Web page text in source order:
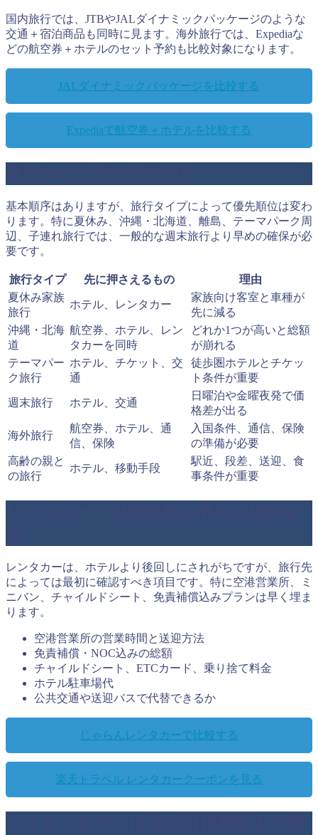
国内旅行では、JTBやJALダイナミックパッケージのような
交通＋宿泊商品も同時に見ます。海外旅行では、Expediaな
どの航空券＋ホテルのセット予約も比較対象になります。
JALダイナミックパッケージを比較する
Expediaで航空券＋ホテルを比較する
基本順序はありますが、旅行タイプによって優先順位は変わ
ります。特に夏休み、沖縄・北海道、離島、テーマパーク周
辺、子連れ旅行では、一般的な週末旅行より早めの確保が必
要です。
旅行タイプ 先に押さえるもの
理由
夏休み家族
旅行
ホテル、レンタカー
家族向け客室と車種が
先に減る
沖縄・北海
道
航空券、ホテル、レン
タカーを同時
どれか1つが高いと総額
が崩れる
テーマパー
ク旅行
ホテル、チケット、交
通
徒歩圏ホテルとチケッ
ト条件が重要
週末旅行 ホテル、交通
日曜泊や金曜夜発で価
格差が出る
海外旅行
航空券、ホテル、通
信、保険
入国条件、通信、保険
の準備が必要
高齢の親と
の旅行
ホテル、移動手段
駅近、段差、送迎、食
事条件が重要
レンタカーは、ホテルより後回しにされがちですが、旅行先
によっては最初に確認すべき項目です。特に空港営業所、ミ
ニバン、チャイルドシート、免責補償込みプランは早く埋ま
ります。
空港営業所の営業時間と送迎方法
免責補償・NOC込みの総額
チャイルドシート、ETCカード、乗り捨て料金
ホテル駐車場代
公共交通や送迎バスで代替できるか
じゃらんレンタカーで比較する
楽天トラベル レンタカークーポンを見る